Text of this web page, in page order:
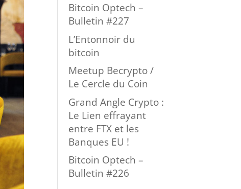
Bitcoin Optech –
Bulletin #227
L’Entonnoir du
bitcoin
Meetup Becrypto /
Le Cercle du Coin
Grand Angle Crypto :
Le Lien effrayant
entre FTX et les
Banques EU !
Bitcoin Optech –
Bulletin #226